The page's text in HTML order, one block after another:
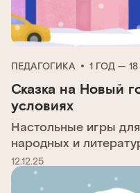
ПЕДАГОГИКА 1 ГОД —
Сказка на Новый
условиях
Настольные игры
народных и
12.12.25